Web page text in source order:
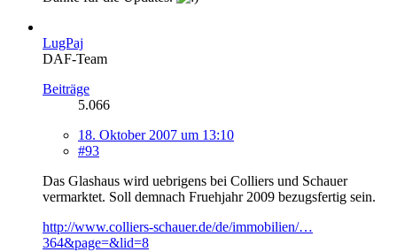
LugPaj
DAF-Team
Beiträge
5.066
18. Oktober 2007 um 13:10
#93
Das Glashaus wird uebrigens bei Colliers und Schauer
vermarktet. Soll demnach Fruehjahr 2009 bezugsfertig sein.
http://www.colliers-schauer.de/de/immobilien/…
364&page=&lid=8